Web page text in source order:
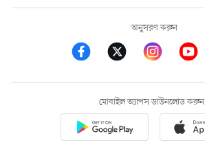
অনুসরণ করুন
মোবাইল অ্যাপস ডাউনলোড করুন